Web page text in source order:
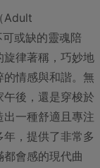
Adult
或缺的靈魂陪
律著稱，巧妙地
情感與和諧。無
後，還是穿梭於
一種舒適且專注
，提供了非常多
會感的現代曲